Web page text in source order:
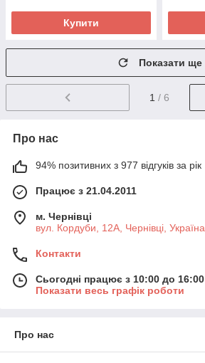
Купити
Показати ще
1 / 6
Про нас
94% позитивних з 977 відгуків за рік
Працює з 21.04.2011
м. Чернівці
вул. Кордуби, 12А, Чернівці, Україна
Контакти
Сьогодні працює з 10:00 до 16:00
Показати весь графік роботи
Про нас